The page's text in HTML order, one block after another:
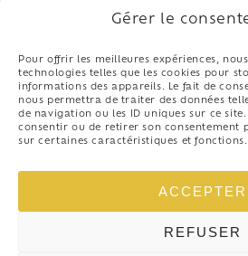
Gérer le
Pour offrir les meilleures expériences,
technologies telles que les cookies pour
informations des appareils. Le fait de
nous permettra de traiter des données
de navigation ou les ID uniques sur ce
consentir ou de retirer son consentement
sur certaines caractéristiques et fonctions.
ACCEPTER
REFUSER
04 97 10 37 41
48 Promenade de la